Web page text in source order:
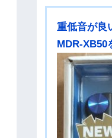
重低音が良
MDR-XB50